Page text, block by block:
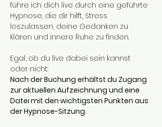
führe ich dich live durch eine geführte
Hypnose, die dir hilft, Stress
loszulassen, deine Gedanken zu
klären und innere Ruhe zu finden.
Egal, ob du live dabei sein kannst
oder nicht:
Nach der Buchung erhältst du Zugang
zur aktuellen Aufzeichnung und eine
Datei mit den wichtigsten Punkten aus
der Hypnose-Sitzung.